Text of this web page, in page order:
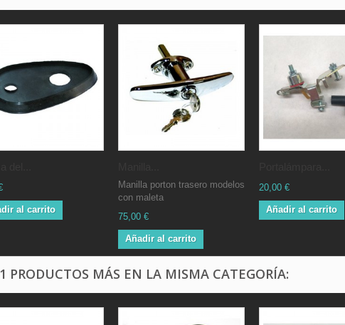
al carrito
Manilla porton trasero modelos
con maleta
75,00 €
Añadir al carrito
20,00 €
Añadir al carrito
PRODUCTOS MÁS EN LA MISMA CATEGORÍA: